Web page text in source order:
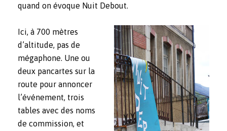
quand on évoque Nuit Debout.
Ici, à 700 mètres
d’altitude, pas de
mégaphone. Une ou
deux pancartes sur la
route pour annoncer
l’événement, trois
tables avec des noms
de commission, et